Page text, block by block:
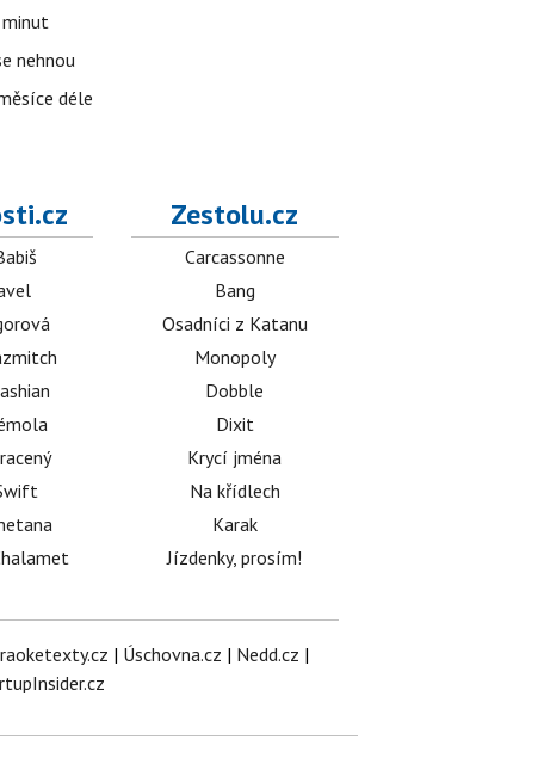
nehnou
déle
Zestolu.cz
Carcassonne
Bang
Osadníci z Katanu
Monopoly
Dobble
Dixit
Krycí jména
Na křídlech
Karak
Jízdenky, prosím!
| Úschovna.cz | Nedd.cz |